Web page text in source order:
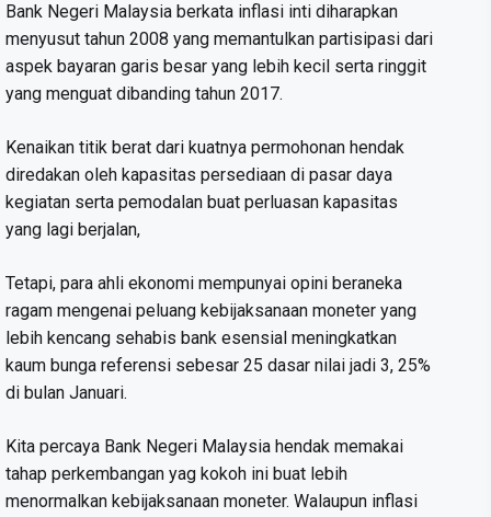
Bank Negeri Malaysia berkata inflasi inti diharapkan
menyusut tahun 2008 yang memantulkan partisipasi dari
aspek bayaran garis besar yang lebih kecil serta ringgit
yang menguat dibanding tahun 2017.
Kenaikan titik berat dari kuatnya permohonan hendak
diredakan oleh kapasitas persediaan di pasar daya
kegiatan serta pemodalan buat perluasan kapasitas
yang lagi berjalan,
Tetapi, para ahli ekonomi mempunyai opini beraneka
ragam mengenai peluang kebijaksanaan moneter yang
lebih kencang sehabis bank esensial meningkatkan
kaum bunga referensi sebesar 25 dasar nilai jadi 3, 25%
di bulan Januari.
Kita percaya Bank Negeri Malaysia hendak memakai
tahap perkembangan yag kokoh ini buat lebih
menormalkan kebijaksanaan moneter. Walaupun inflasi